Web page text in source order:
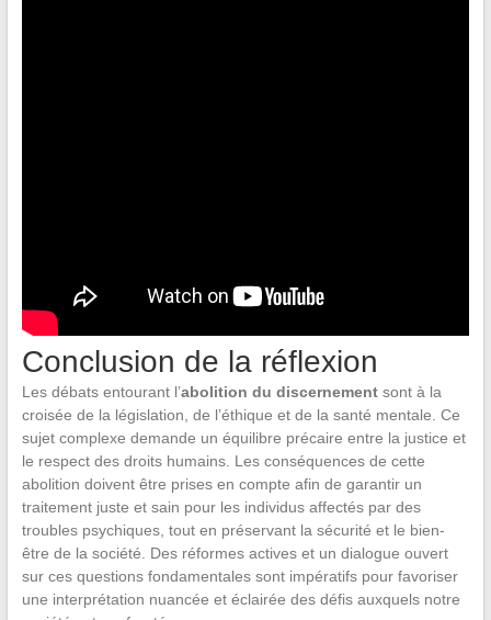
Conclusion de la réflexion
Les débats entourant l’abolition du discernementsont à la
croisée de la législation, de l’éthique et de la santé mentale. Ce
sujet complexe demande un équilibre précaire entre la justice et
le respect des droits humains. Les conséquences de cette
abolition doivent être prises en compte afin de garantir un
traitement juste et sain pour les individus affectés par des
troubles psychiques, tout en préservant la sécurité et le bien-
être de la société. Des réformes actives et un dialogue ouvert
sur ces questions fondamentales sont impératifs pour favoriser
une interprétation nuancée et éclairée des défis auxquels notre